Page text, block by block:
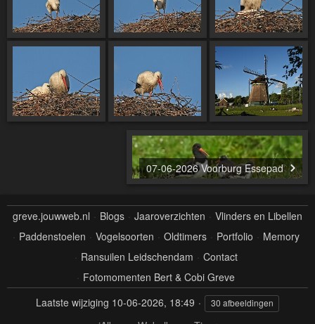
07-06-2026 Voorburg Essepad
greve.jouwweb.nl Blogs Jaaroverzichten
Vlinders en Libellen
Paddenstoelen
Vogelsoorten Oldtimers Portfolio
Memory
Ransuilen Leidschendam
Contact
Fotomomenten Bert & Cobi Greve
Laatste wijziging 10-06-2026, 18:49 30 afbeeldingen